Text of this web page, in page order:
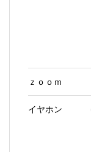
イヤホン